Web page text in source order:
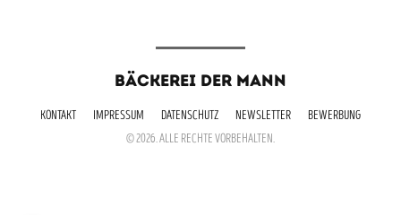
BÄCKEREI DER MANN
KONTAKT IMPRESSUM DATENSCHUTZ NEWSLETTER
BEWERBUNG
© 2026. ALLE RECHTE VORBEHALTEN.